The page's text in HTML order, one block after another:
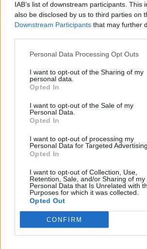
IAB’s list of downstream participants. This
also be disclosed by us to third parties on
Downstream Participants that may further
Personal Data Processing Opt Outs
I want to opt-out of the Sharing of my
personal data.
Opted In
I want to opt-out of the Sale of my
Personal Data.
Opted In
I want to opt-out of processing my
Personal Data for Targeted Advertising.
Opted In
I want to opt-out of Collection, Use,
Retention, Sale, and/or Sharing of my
Personal Data that Is Unrelated with
Purposes for which it was collected.
Opted Out
CONFIRM
Daugiau
Laidos „Sodas ir daržas“ vedėja
kurklius išvilioti iš jų urvelių be
priemonių. Kartu su agronome
Aleknavičiene ji papasakojo ir
artėjant rudeniui prižiūrėti veją,
graži ir tinkamai pasiruoštų
Paprastas būdas išvilioti
Laidos vedėja ir apželdinimo
Lymontienė pademonstravo
metodą, padedantį surasti po